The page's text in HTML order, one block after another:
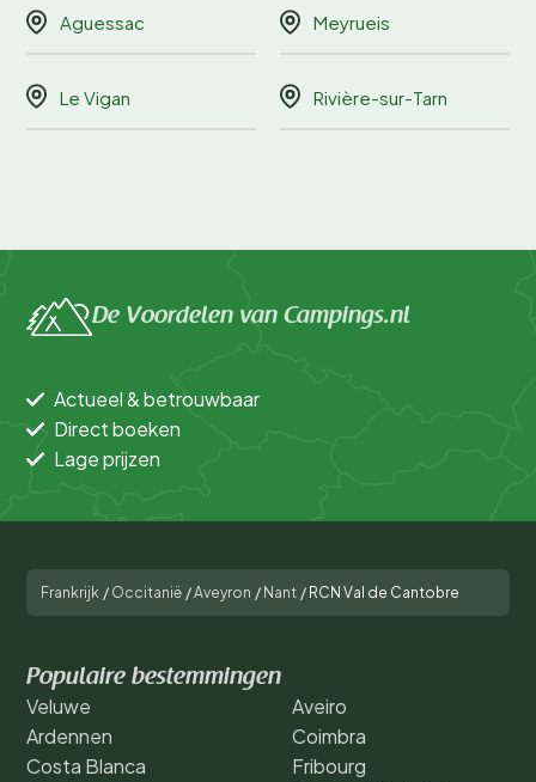
Aguessac Meyrueis
Le Vigan Rivière-sur-Tarn
De Voordelen van Campings.nl
Actueel & betrouwbaar
Direct boeken
Lage prijzen
Frankrijk / Occitanië /Aveyron / Nant / RCN Val de Cantobre
Populaire bestemmingen
Veluwe
Ardennen
Costa Blanca
Aveiro
Coimbra
Fribourg